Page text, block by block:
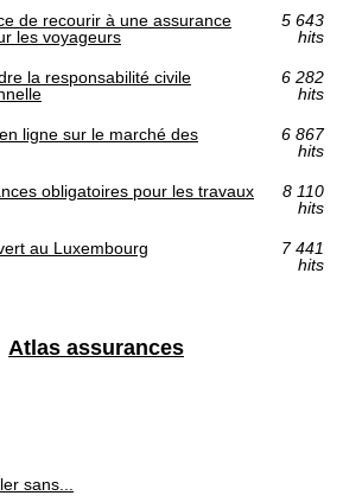
de recourir à une assurance
les voyageurs
5 643
hits
la responsabilité civile
6 282
hits
ligne sur le marché des
6 867
hits
obligatoires pour les travaux
8 110
hits
au Luxembourg
7 441
hits
Atlas assurances
sans...